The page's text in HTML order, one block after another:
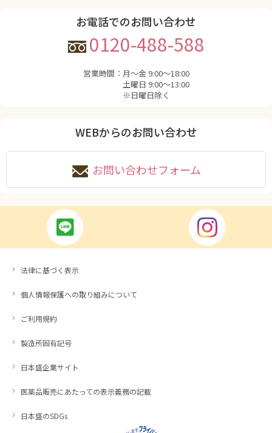
お電話でのお問い合わせ
0120-488-588
営業時間： 月〜金 9:00〜18:00
土曜日 9:00〜13:00
※日曜日除く
WEBからのお問い合わせ
お問い合わせフォーム
法律に基づく表示
個人情報保護への取り組みについて
ご利用規約
製造所固有記号
日本盛企業サイト
医薬品販売にあたっての表示義務の記載
日本盛のSDGs